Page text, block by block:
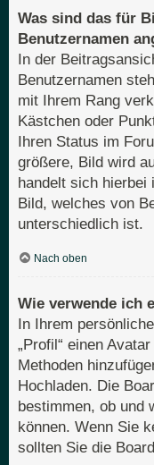
Was sind das für
Benutzernamen
In der
Benutzernamen
mit Ihrem Rang
Kästchen oder
Ihren Status im
größere, Bild wird
handelt sich hierbei
Bild, welches von
unterschiedlich ist.
Nach oben
Wie verwende ich
In Ihrem
„Profil“ einen
Methoden
Hochladen. Die
bestimmen, ob und
können. Wenn Sie
sollten Sie die